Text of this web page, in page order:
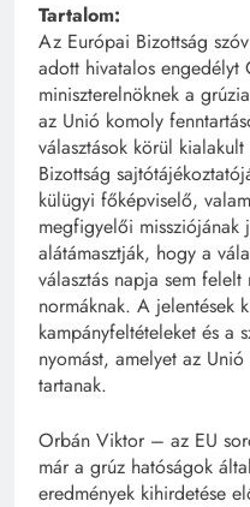
Tartalom:
Az Európai Bizottság
adott hivatalos
miniszterelnöknek a
az Unió komoly
választások körül
Bizottság
külügyi főképviselő,
megfigyelői missziójának
alátámasztják, hogy a
választás napja sem
normáknak. A jelentések
kampányfeltételeket és a
nyomást, amelyet az
tartanak.
Orbán Viktor – az EU
már a grúz hatóságok
eredmények kihirdetése